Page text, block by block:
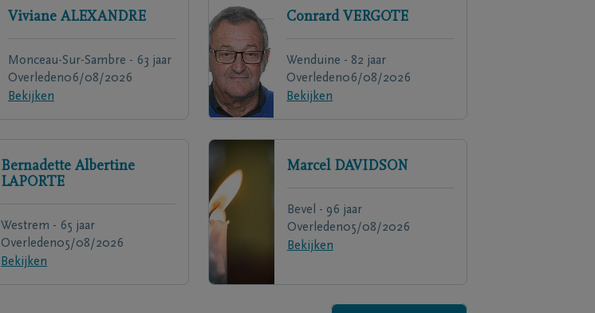
Viviane ALEXANDRE
Monceau-Sur-Sambre - 63 jaar
Overleden06/08/2026
Bekijken
Conrard VERGOTE
Wenduine - 82 jaar
Overleden06/08/2026
Bekijken
Bernadette Albertine
LAPORTE
Westrem - 65 jaar
Overleden05/08/2026
Bekijken
Marcel DAVIDSON
Bevel - 96 jaar
Overleden05/08/2026
Bekijken